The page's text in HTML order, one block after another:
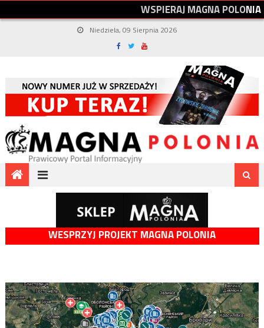
WSPIERAJMAGNAPOLONIA
Niedziela, 09 Sierpnia 2026
WESPRZYJ PROJEKT MAGNA POLONIA